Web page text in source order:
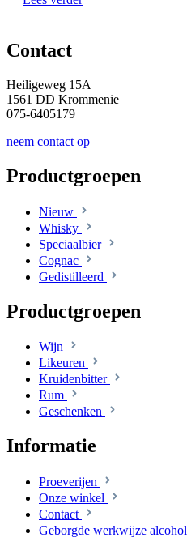
Contact
Heiligeweg 15A
1561 DD Krommenie
075-6405179
neem contact op
Productgroepen
Nieuw
Whisky
Speciaalbier
Cognac
Gedistilleerd
Productgroepen
Wijn
Likeuren
Kruidenbitter
Rum
Geschenken
Informatie
Proeverijen
Onze winkel
Contact
Geborgde werkwijze alcohol